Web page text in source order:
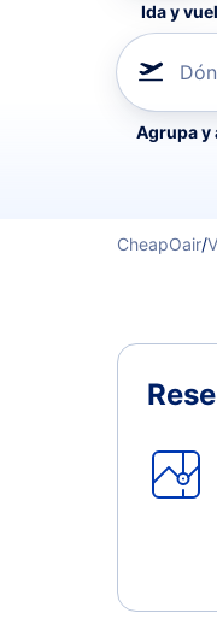
Ida y
Refina tu
Agrupa y
CheapOair/